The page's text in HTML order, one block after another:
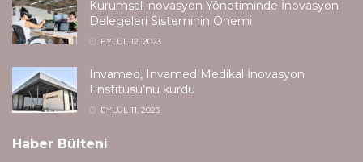
Kurumsal inovasyon Yönetiminde İnovasyon
Delegeleri Sisteminin Önemi
EYLÜL 12, 2023
Invamed, Invamed Medikal İnovasyon
Enstitüsü’nü kurdu
EYLÜL 11, 2023
Haber Bülteni